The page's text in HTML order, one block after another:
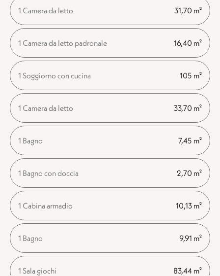
1 Camera da letto 31,70 m²
1 Camera da letto padronale 16,40 m²
1 Soggiorno con cucina 105 m²
1 Camera da letto 33,70 m²
1 Bagno 7,45 m²
1 Bagno con doccia 2,70 m²
1 Cabina armadio 10,13 m²
1 Bagno 9,91 m²
1 Sala giochi 83,44 m²